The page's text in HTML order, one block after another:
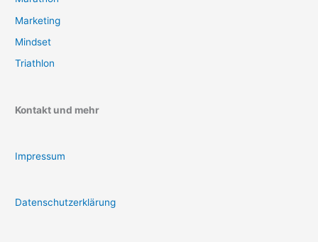
Marketing
Mindset
Triathlon
Kontakt und mehr
Impressum
Datenschutzerklärung